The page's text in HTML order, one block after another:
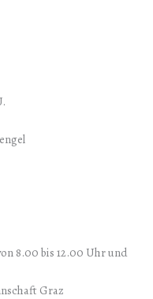
8.00 bis 12.00 Uhr und
Graz